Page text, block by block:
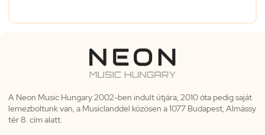
A Neon Music Hungary 2002-ben indult útjára, 2010 óta pedig saját
lemezboltunk van, a Musiclanddel közösen a 1077 Budapest, Almássy
tér 8. cím alatt.